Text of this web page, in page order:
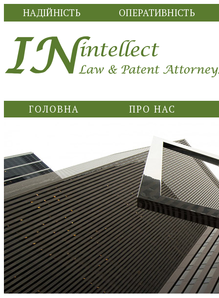
НАДІЙНІСТЬ ОПЕРАТИВНІСТЬ
ГОЛОВНА ПРО НАС